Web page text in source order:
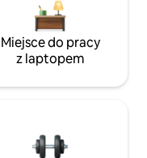
Miejsce do pracy
z laptopem